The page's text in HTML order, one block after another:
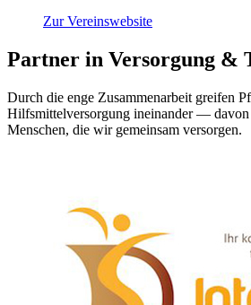
Zur Vereinswebsite(öffnet neues
Partner in Versorgung &
Durch die enge Zusammenarbeit greifen
Hilfsmittelversorgung ineinander —
Menschen, die wir gemeinsam versorgen.